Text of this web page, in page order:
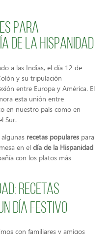
para
de la Hispanidad
a las Indias, el día 12 de
y su tripulación
entre Europa y América. El
esta unión entre
en nuestro país como en
Sur.
recetas populares para
en el día de la Hispanidad
con los platos más
recetas
día festivo
con familiares y amigos